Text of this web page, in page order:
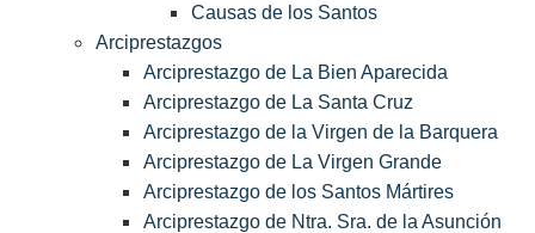
Causas de los Santos
Arciprestazgos
Arciprestazgo de La Bien Aparecida
Arciprestazgo de La Santa Cruz
Arciprestazgo de la Virgen de la Barquera
Arciprestazgo de La Virgen Grande
Arciprestazgo de los Santos Mártires
Arciprestazgo de Ntra. Sra. de la Asunción